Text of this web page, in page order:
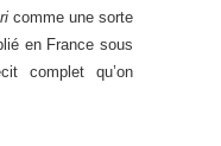
comme une sorte
en France sous
complet qu’on